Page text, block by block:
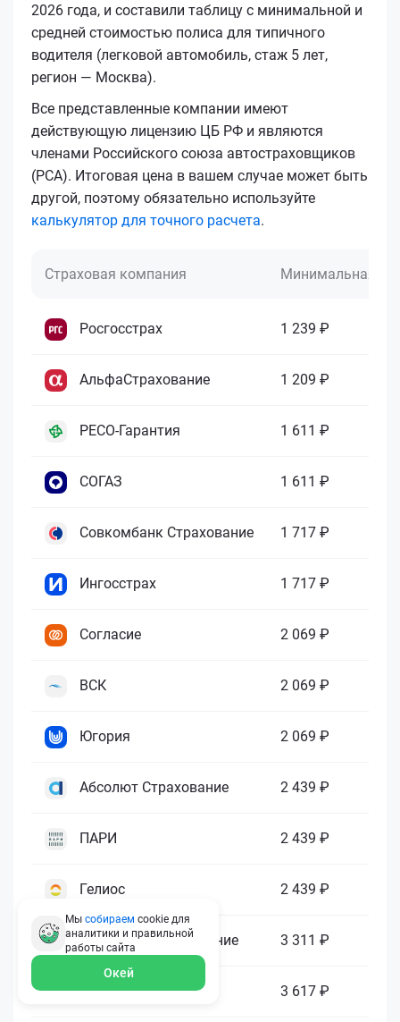
2026 года, и составили таблицу с минимальной и
средней стоимостью полиса для типичного
водителя (легковой автомобиль, стаж 5 лет,
регион — Москва).
Все представленные компании имеют
действующую лицензию ЦБ РФ и являются
членами Российского союза автостраховщиков
(РСА). Итоговая цена в вашем случае может быть
другой, поэтому обязательно используйте
калькулятор для точного расчета.
Страховая компания Минимальная
Росгосстрах 1 239 ₽
АльфаСтрахование 1 209 ₽
РЕСО-Гарантия 1 611 ₽
СОГАЗ 1 611 ₽
Совкомбанк Страхование 1 717 ₽
Ингосстрах 1 717 ₽
Согласие 2 069 ₽
ВСК 2 069 ₽
Югория 2 069 ₽
Абсолют Страхование 2 439 ₽
ПАРИ 2 439 ₽
Гелиос 2 439 ₽
Ренессанс Страхование 3 311 ₽
Зетта Страхование 3 617 ₽
Мы собираем cookie для
аналитики и правильной
работы сайта
Окей